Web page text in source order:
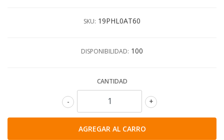
SKU: 19PHL0AT60
DISPONIBILIDAD: 100
CANTIDAD
+
-